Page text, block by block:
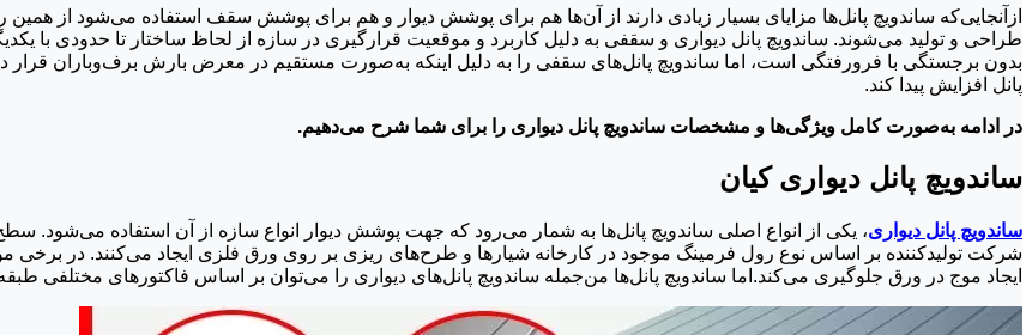
ازآنجایی‌که ساندویچ پانل‌ها مزایای بسیار زیادی دارند از آن‌ها هم برای پوشش دیوار و هم برای پوشش سقف استفاده می‌شود از همین
طراحی و تولید می‌شوند. ساندویچ پانل دیواری و سقفی به دلیل کاربرد و موقعیت قرارگیری در سازه از لحاظ ساختار تا حدودی با
بدون برجستگی با فرورفتگی است، اما ساندویچ پانل‌های سقفی را به دلیل اینکه به‌صورت مستقیم در معرض بارش برف‌وباران
پانل افزایش پیدا کند.
در ادامه به‌صورت کامل ویژگی‌ها و مشخصات ساندویچ پانل دیواری را برای شما شرح می‌دهیم.
ساندویچ پانل دیواری کیان
ساندویچ پانل دیواری، یکی از انواع اصلی ساندویچ پانل‌ها به شمار می‌رود که جهت پوشش دیوار انواع سازه از آن استفاده می‌شود.
شرکت تولیدکننده بر اساس نوع رول فرمینگ موجود در کارخانه شیارها و طرح‌های ریزی بر روی ورق فلزی ایجاد می‌کنند. در برخی
ایجاد موج در ورق جلوگیری می‌کند.اما ساندویچ پانل‌ها من‌جمله ساندویچ پانل‌های دیواری را می‌توان بر اساس فاکتورهای مختلفی